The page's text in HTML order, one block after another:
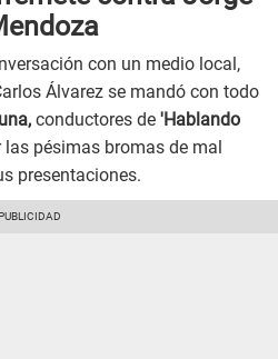
con un medio local,
Álvarez se mandó con todo
conductores de 'Hablando
pésimas bromas de mal
presentaciones.